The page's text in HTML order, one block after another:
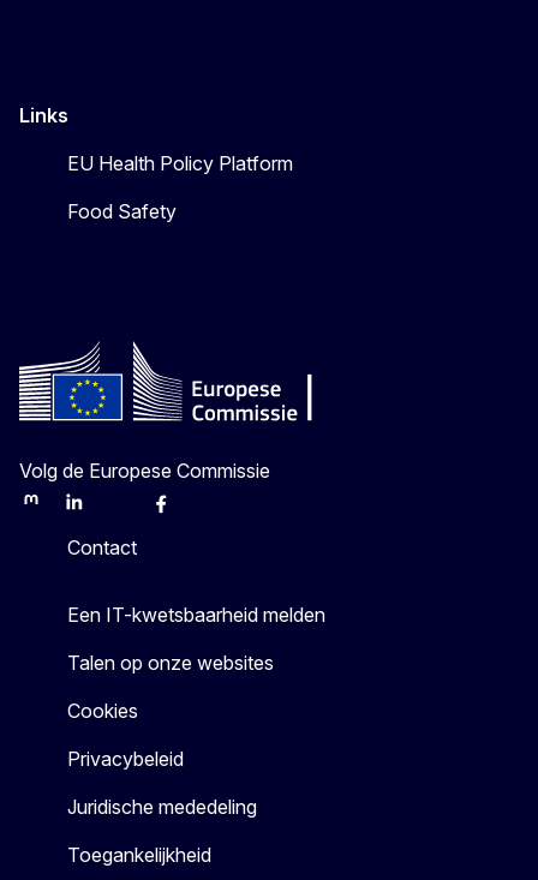
Links
EU Health Policy Platform
Food Safety
Volg de Europese Commissie
MastodonLinkedInBlueskyFacebook
Contact
Een IT-kwetsbaarheid melden
Talen op onze websites
Cookies
Privacybeleid
Juridische mededeling
Toegankelijkheid